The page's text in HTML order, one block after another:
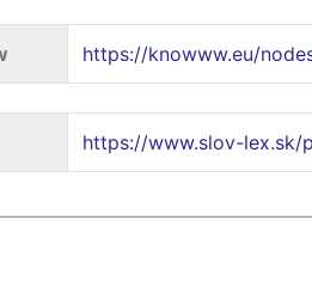
https://knowww.eu/
https://www.slov-lex.sk/